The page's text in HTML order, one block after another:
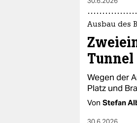
Ausbau des
Tunnel
Wegen der
Platz und
Von Stefan